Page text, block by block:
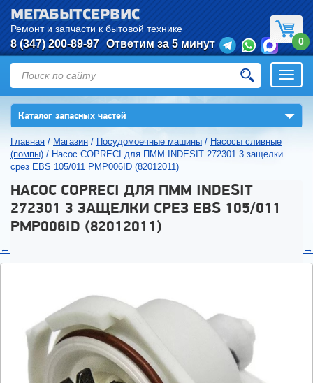
МЕГАБЫТСЕРВИС
Ремонт и запчасти к бытовой технике
8 (347) 200-89-97 Ответим за 5 минут 0
Каталог запасных частей ▼
Главная / Магазин / Посудомоечные машины / Насосы сливные
(помпы) / Насос COPRECI для ПММ INDESIT 272301 3 защелки
срез EBS 105/011 PMP006ID (82012011)
НАСОС COPRECI ДЛЯ ПММ INDESIT
272301 3 ЗАЩЕЛКИ СРЕЗ EBS 105/011
PMP006ID (82012011)
← →